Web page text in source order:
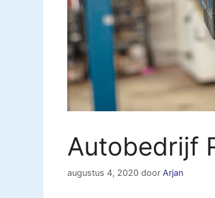
Autobedrijf
augustus 4, 2020 door Arjan